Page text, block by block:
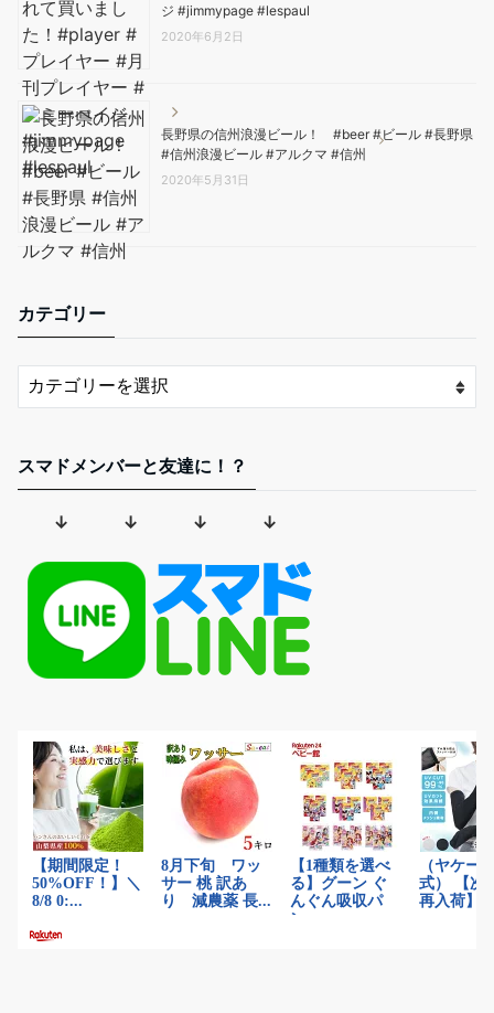
ジ #jimmypage #lespaul
2020年6月2日
長野県の信州浪漫ビール！ #beer #ビール #長野県
#信州浪漫ビール #アルクマ #信州
2020年5月31日
カテゴリー
スマドメンバーと友達に！？
↓ ↓ ↓ ↓